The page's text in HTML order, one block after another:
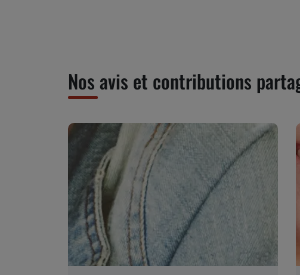
Nos avis et contributions